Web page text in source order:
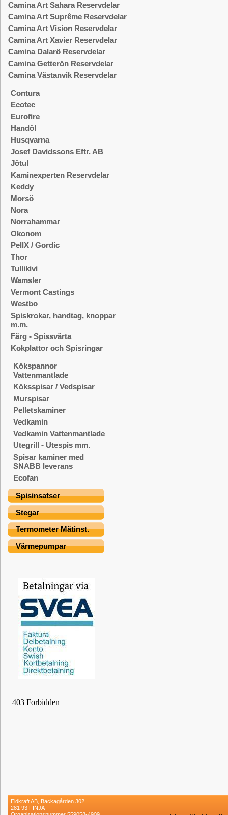
Camina Art Sahara Reservdelar
Camina Art Suprême Reservdelar
Camina Art Vision Reservdelar
Camina Art Xavier Reservdelar
Camina Dalarö Reservdelar
Camina Getterön Reservdelar
Camina Västanvik Reservdelar
Contura
Ecotec
Eurofire
Handöl
Husqvarna
Josef Davidssons Eftr. AB
Jötul
Kaminexperten Reservdelar
Keddy
Morsö
Nora
Norrahammar
Okonom
PellX / Gordic
Thor
Tullikivi
Wamsler
Vermont Castings
Westbo
Spiskrokar, handtag, knoppar
m.m.
Färg - Spissvärta
Kokplattor och Spisringar
Kökspannor
Vattenmantlade
Köksspisar / Vedspisar
Murspisar
Pelletskaminer
Vedkamin
Vedkamin Vattenmantlade
Utegrill - Utespis mm.
Spisar kaminer med
SNABB leverans
Ecofan
Spisinsatser
Stegar
Termometer Mätinst.
Värmepumpar
Eldkraft AB, Backagården 302
281 93 FINJA